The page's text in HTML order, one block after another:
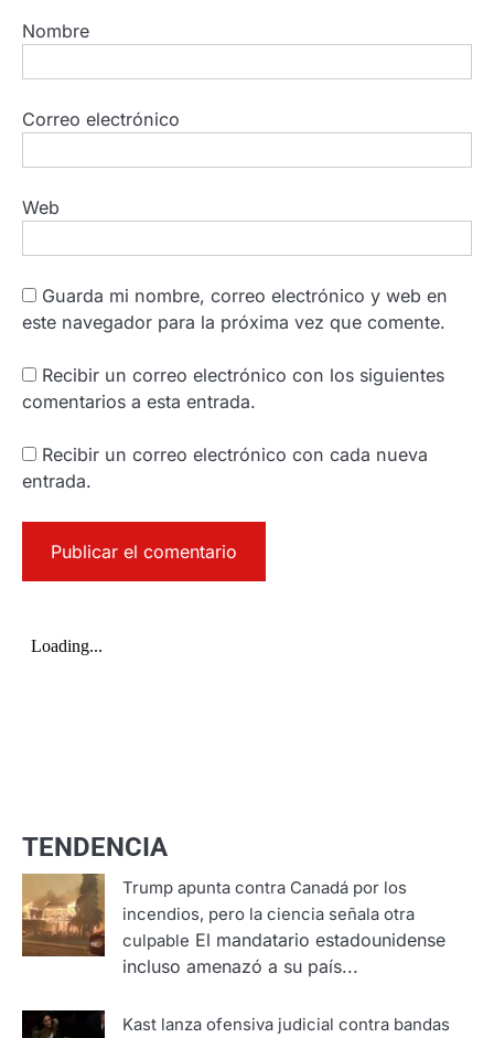
Nombre
Correo electrónico
Web
Guarda mi nombre, correo electrónico y web en
este navegador para la próxima vez que comente.
Recibir un correo electrónico con los siguientes
comentarios a esta entrada.
Recibir un correo electrónico con cada nueva
entrada.
TENDENCIA
Trump apunta contra Canadá por los
incendios, pero la ciencia señala otra
culpable El mandatario estadounidense
incluso amenazó a su país...
Kast lanza ofensiva judicial contra bandas